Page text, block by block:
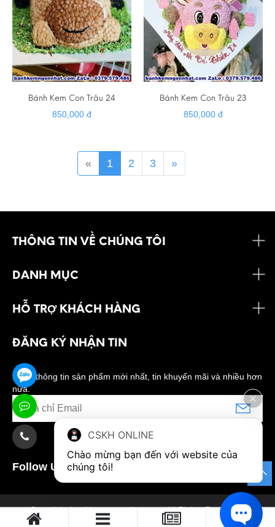
Bánh Kem Con Trâu 24
850,000 đ
Bánh Kem Con Trâu 23
850,000 đ
« 1 2 3 »
THÔNG TIN VỀ CHÚNG TÔI
DANH MỤC
HỖ TRỢ KHÁCH HÀNG
ĐĂNG KÝ NHẬN TIN
Nhận thông tin sản phẩm mới nhất, tin khuyến mãi và nhiều hơn
nữa.
Follow Us:
Copyright banhkemngonnhat.com. All Rights Reserved. 0
CSKH ONLINE
Chào mừng bạn đến với website của
chúng tôi!